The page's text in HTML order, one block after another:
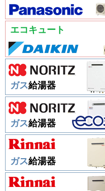
エコキュート
ガス給湯器
ガス給湯器
ガス給湯器